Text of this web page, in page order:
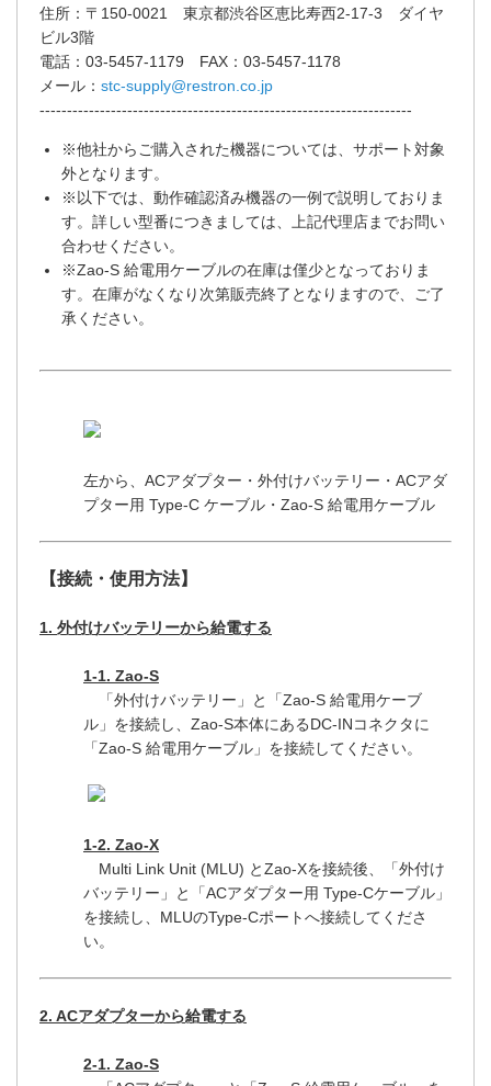
住所：〒150-0021 東京都渋谷区恵比寿西2-17-3 ダイヤ
ビル3階
電話：03-5457-1179 FAX：03-5457-1178
メール： stc-supply@restron.co.jp
--------------------------------------------------------------------
※他社からご購入された機器については、サポート対象
外となります。
※以下では、動作確認済み機器の一例で説明しておりま
す。詳しい型番につきましては、上記代理店までお問い
合わせください。
※Zao-S 給電用ケーブルの在庫は僅少となっておりま
す。在庫がなくなり次第販売終了となりますので、ご了
承ください。
左から、ACアダプター・外付けバッテリー・ACアダ
プター用 Type-C ケーブル・Zao-S 給電用ケーブル
【接続・使用方法】
1. 外付けバッテリーから給電する
1-1. Zao-S
「外付けバッテリー」と「Zao-S 給電用ケーブ
ル」を接続し、Zao-S本体にあるDC-INコネクタに
「Zao-S 給電用ケーブル」を接続してください。
1-2. Zao-X
Multi Link Unit (MLU) とZao-Xを接続後、「外付け
バッテリー」と「ACアダプター用 Type-Cケーブル」
を接続し、MLUのType-Cポートへ接続してくださ
い。
2. ACアダプターから給電する
2-1. Zao-S